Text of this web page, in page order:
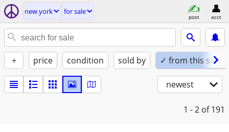
new york for sale
post acct
+ price condition sold by ✓ from this seller
newest
1 - 2 of 191